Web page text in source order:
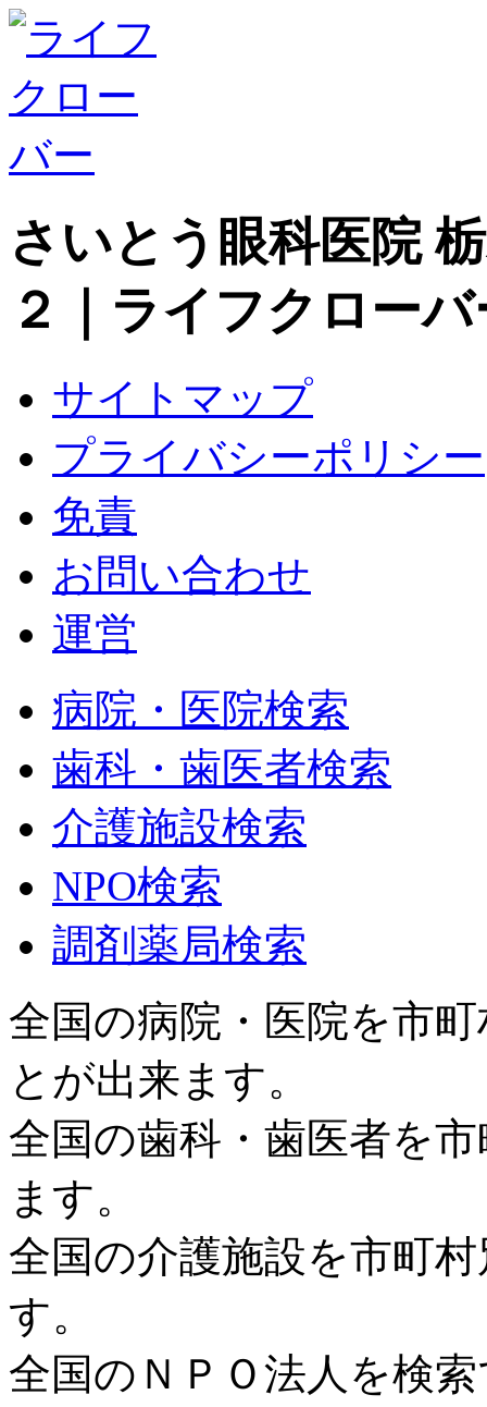
さいとう眼科医院
２｜ライフクロー
サイトマップ
プライバシーポリシー
免責
お問い合わせ
運営
病院・医院検索
歯科・歯医者検索
介護施設検索
NPO検索
調剤薬局検索
全国の病院・医院を市
とが出来ます。
全国の歯科・歯医者を
ます。
全国の介護施設を市町
す。
全国のＮＰＯ法人を検